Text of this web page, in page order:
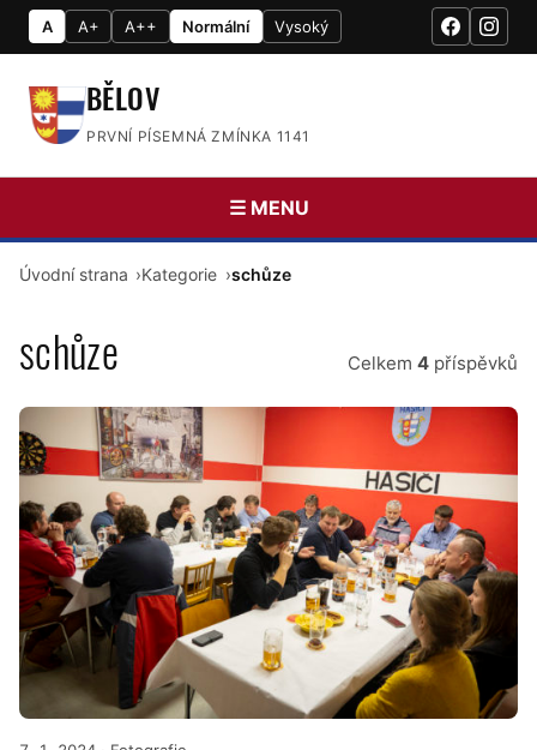
A A+ A++ Normální Vysoký
BĚLOV
PRVNÍ PÍSEMNÁ ZMÍNKA 1141
☰ MENU
Úvodní strana Kategorie schůze
schůze Celkem 4 příspěvků